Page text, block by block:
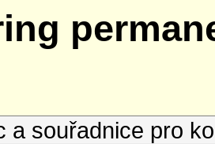
a souřadnice pro